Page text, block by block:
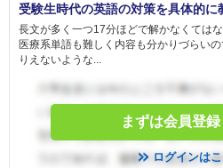
受験生時代の英語の対策を具体的に
長文が多く一つ17分ほどで解かなくては
医療系単語も難しく内容も分かりづらい
りえないような...
まずは会員登録
ログインは